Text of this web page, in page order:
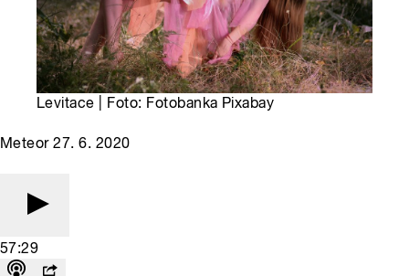
Levitace | Foto: Fotobanka Pixabay
Meteor 27. 6. 2020
57:29